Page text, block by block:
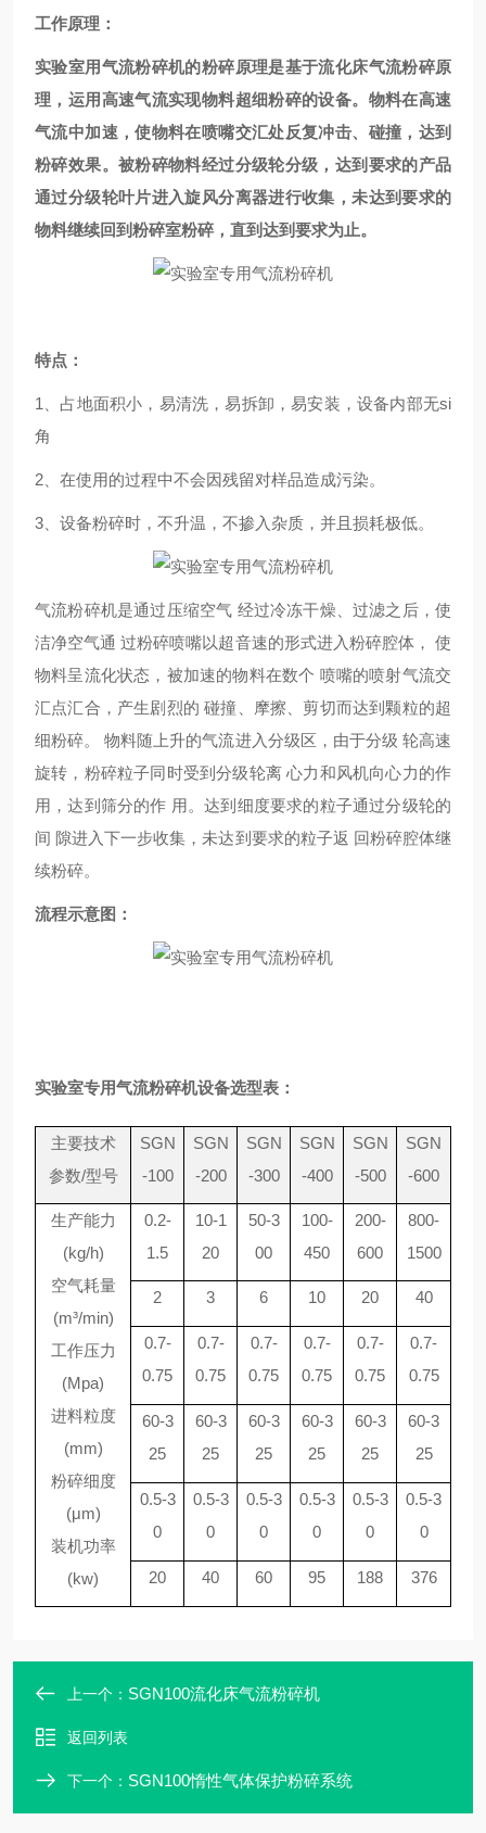
工作原理：
实验室用气流粉碎机的粉碎原理是基于流化床气流粉碎原
理，运用高速气流实现物料超细粉碎的设备。物料在高速
气流中加速，使物料在喷嘴交汇处反复冲击、碰撞，达到
粉碎效果。被粉碎物料经过分级轮分级，达到要求的产品
通过分级轮叶片进入旋风分离器进行收集，未达到要求的
物料继续回到粉碎室粉碎，直到达到要求为止。
特点：
1、占地面积小，易清洗，易拆卸，易安装，设备内部无si
角
2、在使用的过程中不会因残留对样品造成污染。
3、设备粉碎时，不升温，不掺入杂质，并且损耗极低。
气流粉碎机是通过压缩空气 经过冷冻干燥、过滤之后，使
洁净空气通 过粉碎喷嘴以超音速的形式进入粉碎腔体， 使
物料呈流化状态，被加速的物料在数个 喷嘴的喷射气流交
汇点汇合，产生剧烈的 碰撞、摩擦、剪切而达到颗粒的超
细粉碎。 物料随上升的气流进入分级区，由于分级 轮高速
旋转，粉碎粒子同时受到分级轮离 心力和风机向心力的作
用，达到筛分的作 用。达到细度要求的粒子通过分级轮的
间 隙进入下一步收集，未达到要求的粒子返 回粉碎腔体继
续粉碎。
流程示意图：
实验室专用气流粉碎机设备选型表：
主要技术
参数/型号
SGN
-100
SGN
-200
SGN
-300
SGN
-400
SGN
-500
SGN
-600
生产能力
(kg/h)
空气耗量
(m³/min)
工作压力
(Mpa)
进料粒度
(mm)
粉碎细度
(μm)
装机功率
(kw)
0.2-
1.5
10-1
20
50-3
00
100-
450
200-
600
800-
1500
2 3 6 10 20 40
0.7-
0.75
0.7-
0.75
0.7-
0.75
0.7-
0.75
0.7-
0.75
0.7-
0.75
60-3
25
60-3
25
60-3
25
60-3
25
60-3
25
60-3
25
0.5-3
0
0.5-3
0
0.5-3
0
0.5-3
0
0.5-3
0
0.5-3
0
20 40 60 95 188 376
上一个： SGN100流化床气流粉碎机
返回列表
下一个： SGN100惰性气体保护粉碎系统